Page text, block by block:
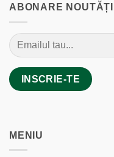
ABONARE NOUTĂȚI
MENIU